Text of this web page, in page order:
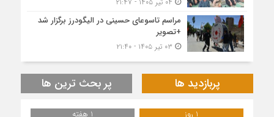
مراسم تاسوعای حسینی در الیگودرز برگزار شد
+تصویر
پربازدید ها پر بحث ترین ها